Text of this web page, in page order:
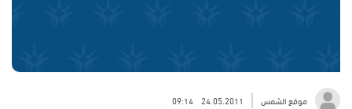
موقع الشمس 24.05.2011
09:14